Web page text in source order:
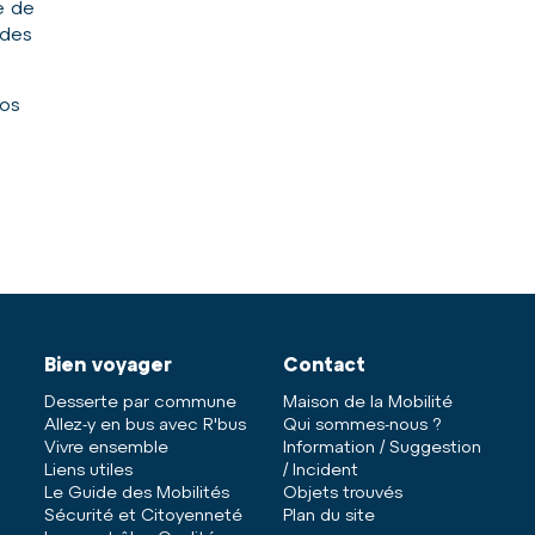
de
Bien voyager
Desserte par commune
Allez-y en bus avec R'bus
Vivre ensemble
Liens utiles
Le Guide des Mobilités
Sécurité et Citoyenneté
Contact
Maison de la Mobilité
Qui sommes-nous ?
Information / Suggestion
/ Incident
Objets trouvés
Plan du site